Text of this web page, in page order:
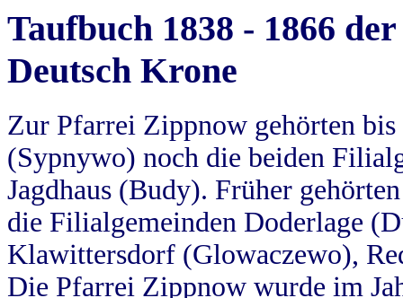
Taufbuch 1838 - 1866
Deutsch Krone
Zur Pfarrei Zippnow gehörten
(Sypnywo) noch die beiden
Jagdhaus (Budy). Früher
die Filialgemeinden Doderlage
Klawittersdorf (Glowaczewo),
Die Pfarrei Zippnow wurde im